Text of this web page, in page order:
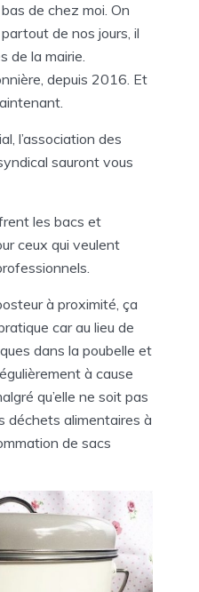
de chez moi. On
de nos jours, il
de la mairie.
depuis 2016. Et
l’association des
sauront vous
les bacs et
ceux qui veulent
à proximité, ça
car au lieu de
dans la poubelle et
à cause
qu’elle ne soit pas
déchets alimentaires à
de sacs